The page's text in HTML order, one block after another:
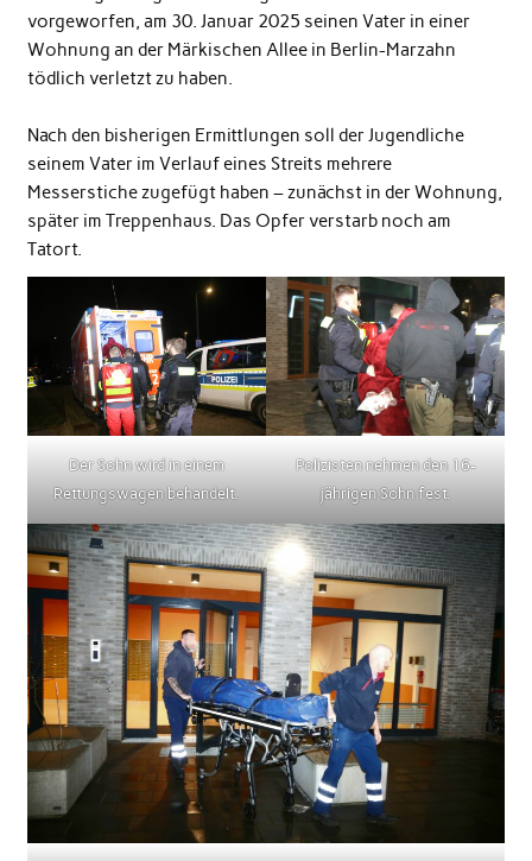
vorgeworfen, am 30. Januar 2025 seinen Vater in einer
Wohnung an der Märkischen Allee in Berlin-Marzahn
tödlich verletzt zu haben.
Nach den bisherigen Ermittlungen soll der Jugendliche
seinem Vater im Verlauf eines Streits mehrere
Messerstiche zugefügt haben – zunächst in der Wohnung,
später im Treppenhaus. Das Opfer verstarb noch am
Tatort.
Der Sohn wird in einem
Rettungswagen behandelt.
Polizisten nehmen den 16-
jährigen Sohn fest.